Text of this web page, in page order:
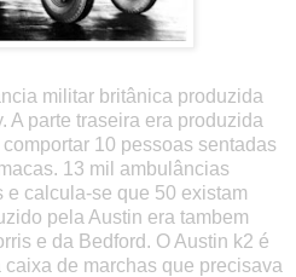
militar britânica produzida
A parte traseira era produzida
10 pessoas sentadas
13 mil ambulâncias
calcula-se que 50 existam
pela Austin era tambem
e da Bedford. O Austin k2 é
de marchas que precisava